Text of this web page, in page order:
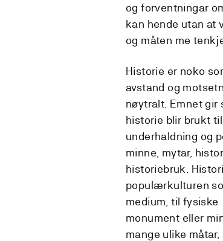
og forventningar
kan hende utan at
og måten me
Historie er noko
avstand og
nøytralt. Emnet gir
historie blir brukt
underhaldning og
minne, mytar,
historiebruk.
populærkulturen
medium, til
monument eller
mange ulike